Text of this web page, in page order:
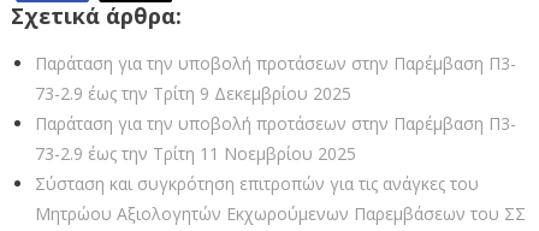
Σχετικά άρθρα:
Παράταση για την υποβολή προτάσεων στην Παρέμβαση Π3-
73-2.9 έως την Τρίτη 9 Δεκεμβρίου 2025
Παράταση για την υποβολή προτάσεων στην Παρέμβαση Π3-
73-2.9 έως την Τρίτη 11 Νοεμβρίου 2025
Σύσταση και συγκρότηση επιτροπών για τις ανάγκες του
Μητρώου Αξιολογητών Εκχωρούμενων Παρεμβάσεων του ΣΣ